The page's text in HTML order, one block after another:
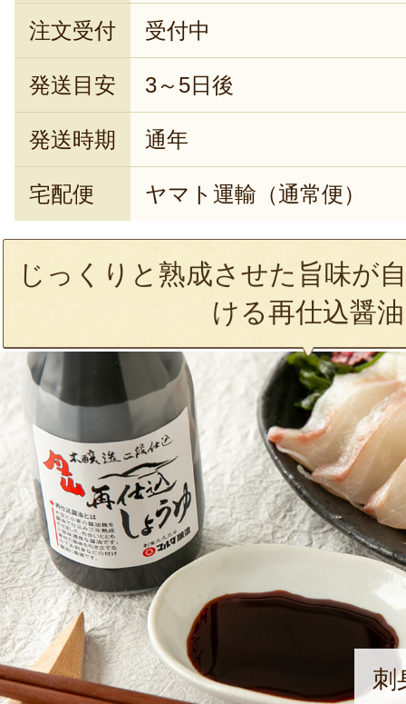
注文受付 受付中
発送目安 3～5日後
発送時期 通年
宅配便 ヤマト運輸（通常便）
じっくりと熟成させた旨味が
ける再仕込醤油
刺